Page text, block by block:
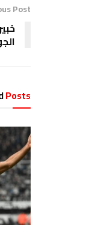
Post
Posts